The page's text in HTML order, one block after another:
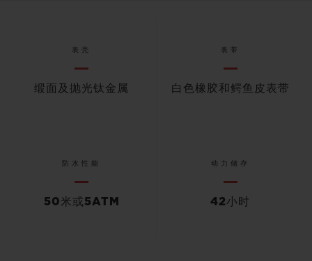
表壳
缎面及抛光钛金属
表带
白色橡胶和鳄鱼皮表带
防水性能
50米或5ATM
动力储存
42小时